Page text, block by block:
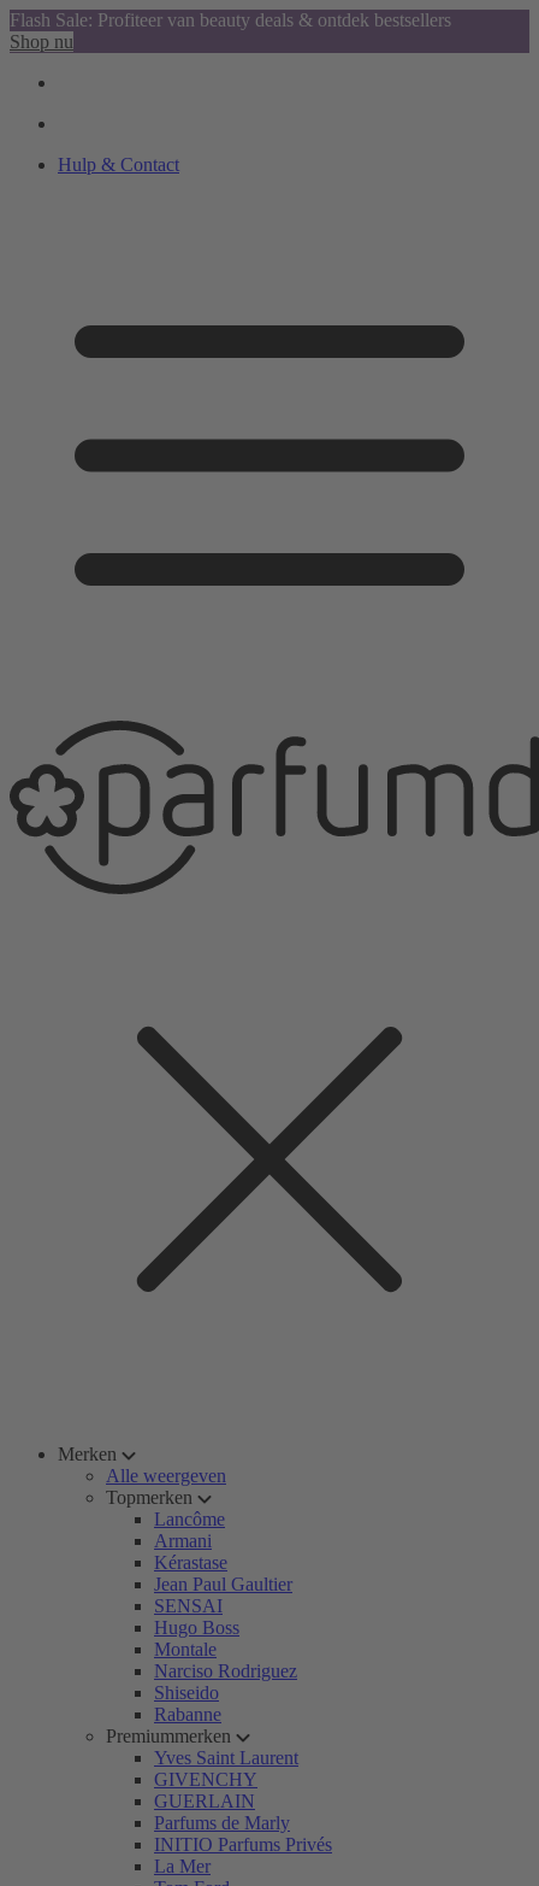
Flash Sale: Profiteer van beauty deals & ontdek bestsellers
Shop nu
Hulp & Contact
Merken
Alle weergeven
Topmerken
Lancôme
Armani
Kérastase
Jean Paul Gaultier
SENSAI
Hugo Boss
Montale
Narciso Rodriguez
Shiseido
Rabanne
Premiummerken
Yves Saint Laurent
GIVENCHY
GUERLAIN
Parfums de Marly
INITIO Parfums Privés
La Mer